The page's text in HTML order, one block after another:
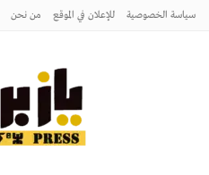
سياسة الخصوصية للإعلان في الموقع من نحن